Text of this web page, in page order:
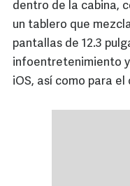
dentro de la cabina,
un tablero que
pantallas de 12.3
infoentretenimiento
iOS, así como para